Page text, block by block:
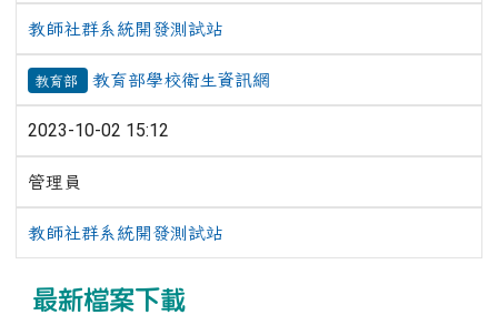
教師社群系統開發測試站
教育部 教育部學校衛生資訊網
2023-10-02 15:12
管理員
教師社群系統開發測試站
最新檔案下載